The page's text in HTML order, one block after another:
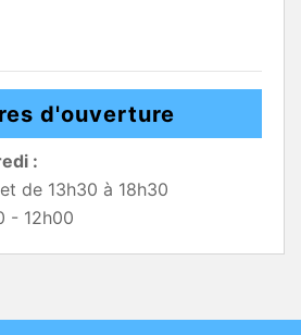
d'ouverture
:
de 13h30 à 18h30
- 12h00